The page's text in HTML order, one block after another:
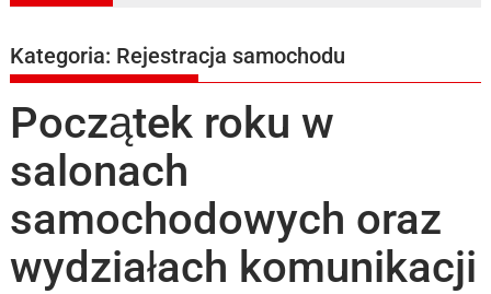
Kategoria: Rejestracja samochodu
Początek roku w
salonach
samochodowych oraz
wydziałach komunikacji